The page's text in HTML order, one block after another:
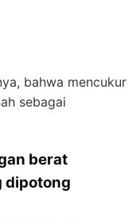
bahwa mencukur
sebagai
berat
dipotong